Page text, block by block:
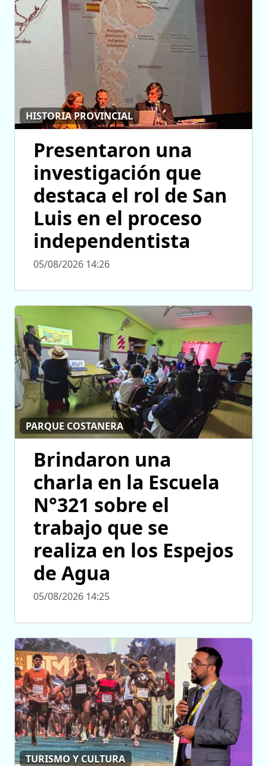
HISTORIA PROVINCIAL
Presentaron una
investigación que
destaca el rol de San
Luis en el proceso
independentista
05/08/2026 14:26
PARQUE COSTANERA
Brindaron una
charla en la Escuela
N°321 sobre el
trabajo que se
realiza en los Espejos
de Agua
05/08/2026 14:25
TURISMO Y CULTURA